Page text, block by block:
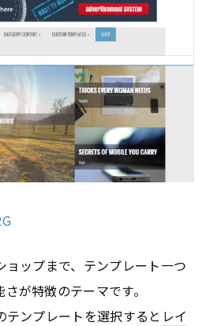
ップまで、テンプレート一つ
が特徴のテーマです。
ンプレートを選択すると レイ